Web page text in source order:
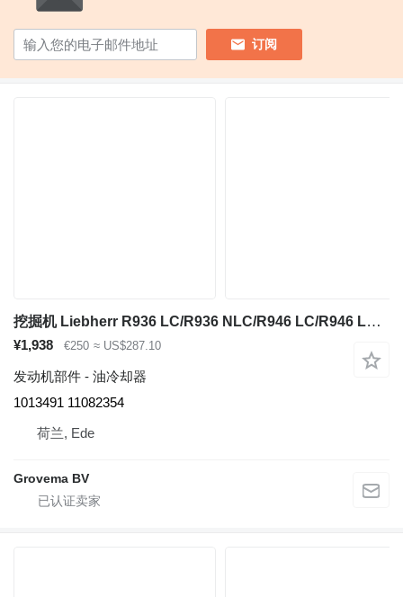
订阅
挖掘机 Liebherr R936 LC/R936 NLC/R946 LC/R946 LC-V/R946 NLC/R946 S-HD/R950 LC-V/R950 S-HD/R950 的 油冷却器 Liebherr Fuel Cooler 1013491
¥1,938 €250 ≈ US$287.10
发动机部件 - 油冷却器
1013491 11082354
荷兰, Ede
Grovema BV